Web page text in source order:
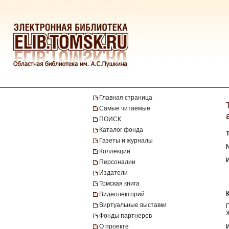
Главная страница
Самые читаемые
ПОИСК
Каталог фонда
Газеты и журналы
Коллекции
Персоналии
Издатели
Томская книга
Видеолекторий
Виртуальные выставки
Фонды партнеров
О проекте